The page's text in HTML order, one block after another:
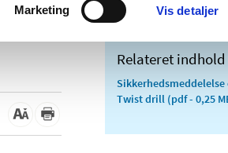
Marketing Vis detaljer
Relateret indhold
Sikkerhedsmeddelelse
Twist drill (pdf - 0,25